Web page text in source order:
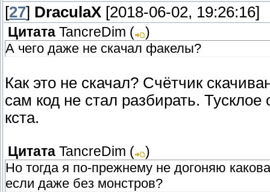
[27] DraculaX [2018-06-02, 19:26:16]
Цитата TancreDim (
)
А чего даже не скачал факелы?
Как это не скачал? Счётчик
сам код не стал разбирать.
кста.
Цитата TancreDim (
)
Но тогда я по-прежнему не догоняю
если даже без монстров?